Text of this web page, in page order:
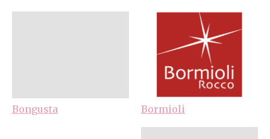
Bongusta Bormioli